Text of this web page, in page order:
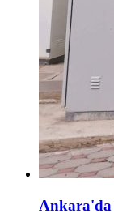
Ankara'da